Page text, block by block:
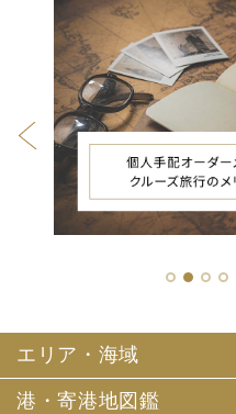
1 2 3 4
エリア・海域
港・寄港地図鑑